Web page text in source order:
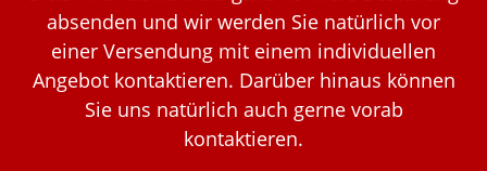
absenden und wir werden Sie natürlich vor
einer Versendung mit einem individuellen
Angebot kontaktieren. Darüber hinaus können
Sie uns natürlich auch gerne vorab
kontaktieren.